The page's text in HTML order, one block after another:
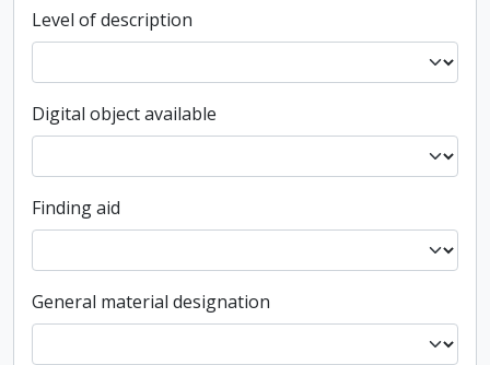
Level of description
Digital object available
Finding aid
General material designation